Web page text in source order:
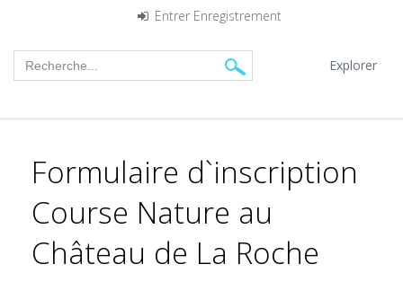
Entrer Enregistrement
Explorer
Formulaire d`inscription
Course Nature au
Château de La Roche